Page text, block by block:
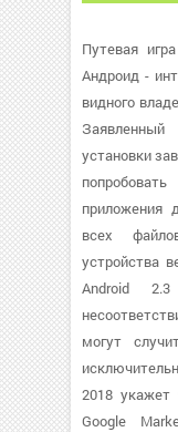
Путевая
Андроид -
видного
установки
приложения
всех
устройства
Android
могут
2018 укажет
Google